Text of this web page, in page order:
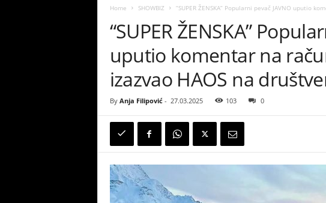
Home SHOWBIZ “SUPER ŽENSKA” Popularni pevač JAVNO uputio
“SUPER ŽENSKA”
uputio komentar na
izazvao HAOS na
By Anja Filipović- 27.03.2025 103 0